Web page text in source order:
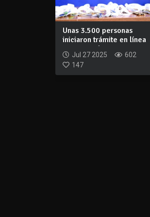
Unas 3.500 personas
iniciaron trámite en línea
para acceder...
Jul 27 2025
602
147